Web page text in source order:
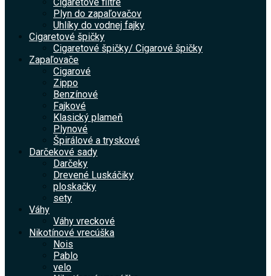
Plyn do zapaľovačov
Uhlíky do vodnej fajky
Cigaretové špičky
Cigaretové špičky/ Cigarové špičky
Zapaľovače
Cigarové
Zippo
Benzínové
Fajkové
Klasický plameň
Plynové
Špirálové a tryskové
Darčekové sady
Darčeky
Drevené Luskáčiky
ploskačky
sety
Váhy
Váhy vreckové
Nikotínové vrecúška
Nois
Pablo
velo